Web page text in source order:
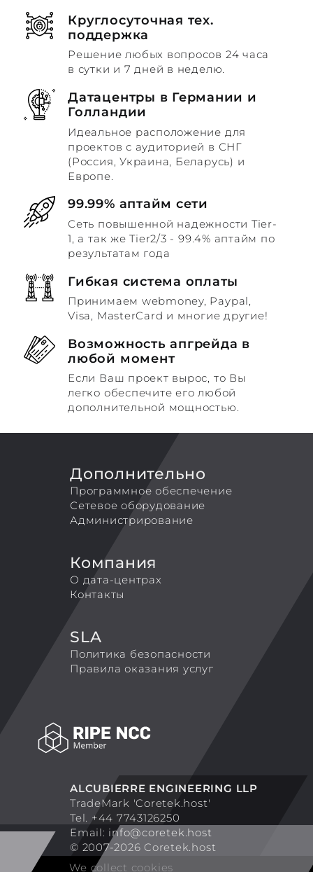
Круглосуточная тех.
поддержка
Решение любых вопросов 24 часа
в сутки и 7 дней в неделю.
Датацентры в Германии и
Голландии
Идеальное расположение для
проектов с аудиторией в СНГ
(Россия, Украина, Беларусь) и
Европе.
99.99% аптайм сети
Сеть повышенной надежности Tier-
1, а так же Tier2/3 - 99.4% аптайм по
результатам года
Гибкая система оплаты
Принимаем webmoney, Paypal,
Visa, MasterCard и многие другие!
Возможность апгрейда в
любой момент
Если Ваш проект вырос, то Вы
легко обеспечите его любой
дополнительной мощностью.
ALCUBIERRE ENGINEERING LLP
TradeMark 'Coretek.host'
Tel. +44 7743126250
Email: info@coretek.host
© 2007-2026 Coretek.host
Дополнительно
Программное обеспечение
Сетевое оборудование
Администрирование
Компания
О дата-центрах
Контакты
SLA
Политика безопасности
Правила оказания услуг
We collect cookies